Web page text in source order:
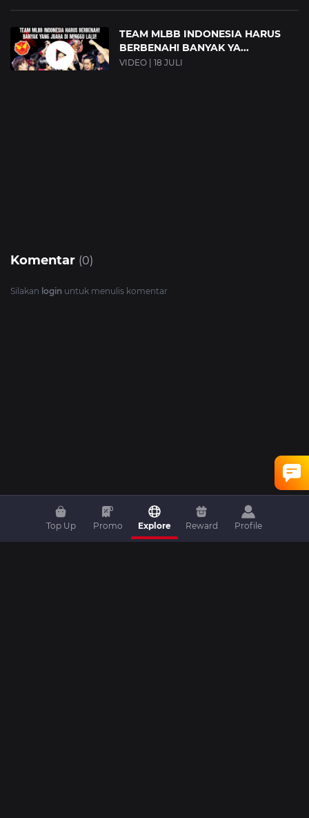
Top Up Promo Explore Reward Profile
TEAM MLBB INDONESIA HARUS
BERBENAH! BANYAK YA...
VIDEO | 18 JULI
Komentar (0)
Silakan login untuk menulis komentar